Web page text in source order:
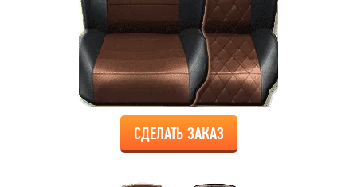
СДЕЛАТЬ ЗАКАЗ